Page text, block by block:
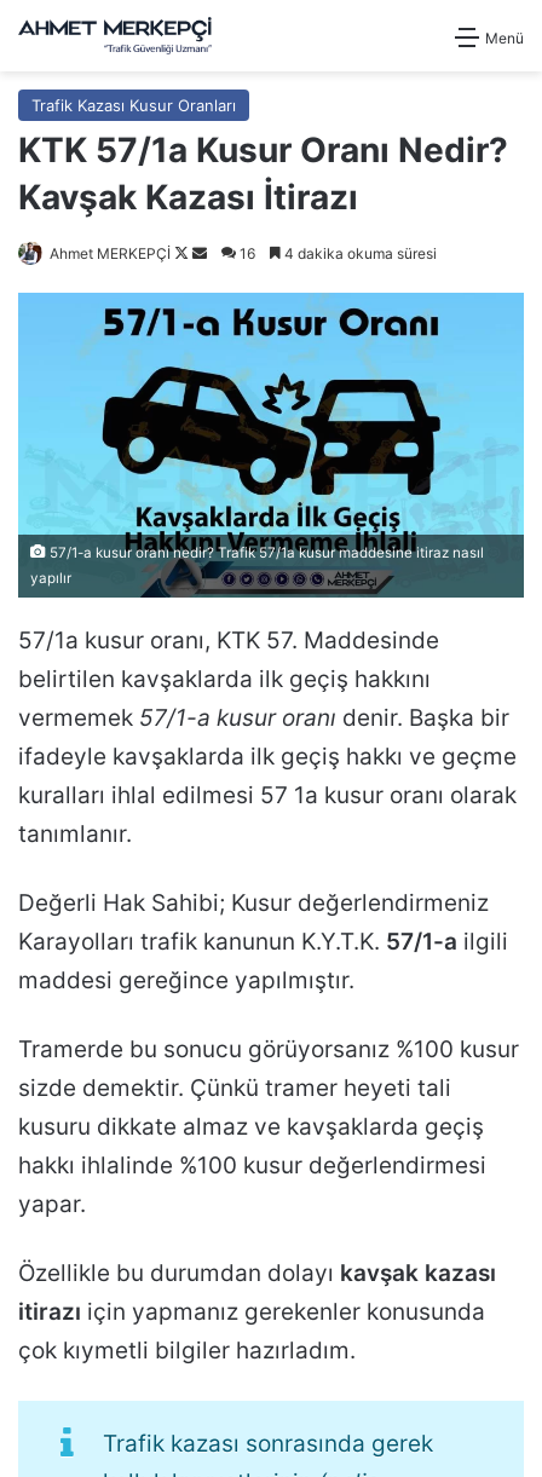
Menü
Trafik Kazası Kusur Oranları
KTK 57/1a Kusur Oranı Nedir?
Kavşak Kazası İtirazı
Ahmet MERKEPÇİ
Follow
Bir
posta
göndermek
16 4 dakika okuma süresi
57/1-a kusur oranı nedir? Trafik 57/1a kusur maddesine itiraz nasıl
yapılır
57/1a kusur oranı, KTK 57. Maddesinde
belirtilen kavşaklarda ilk geçiş hakkını
vermemek 57/1-a kusur oranı denir. Başka bir
ifadeyle kavşaklarda ilk geçiş hakkı ve geçme
kuralları ihlal edilmesi 57 1a kusur oranı olarak
tanımlanır.
Değerli Hak Sahibi; Kusur değerlendirmeniz
Karayolları trafik kanunun K.Y.T.K. 57/1-a ilgili
maddesi gereğince yapılmıştır.
Tramerde bu sonucu görüyorsanız %100 kusur
sizde demektir. Çünkü tramer heyeti tali
kusuru dikkate almaz ve kavşaklarda geçiş
hakkı ihlalinde %100 kusur değerlendirmesi
yapar.
Özellikle bu durumdan dolayı kavşak kazası
itirazı için yapmanız gerekenler konusunda
çok kıymetli bilgiler hazırladım.
Trafik kazası sonrasında gerek